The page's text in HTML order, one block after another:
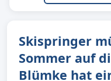
Skispringer
Sommer auf
Blümke hat